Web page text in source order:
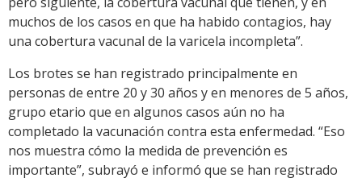
muchos de los casos en que ha habido contagios, hay
una cobertura vacunal de la varicela incompleta”.
Los brotes se han registrado principalmente en
personas de entre 20 y 30 años y en menores de 5 años,
grupo etario que en algunos casos aún no ha
completado la vacunación contra esta enfermedad. “Eso
nos muestra cómo la medida de prevención es
importante”, subrayó e informó que se han registrado